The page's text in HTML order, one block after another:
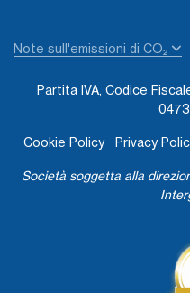
Note sull'emissioni di CO₂
Partita IVA, Codice
Cookie Policy Privacy
Società soggetta alla